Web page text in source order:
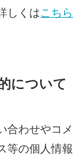
しくはこちら
について
合わせやコ
等の個人情